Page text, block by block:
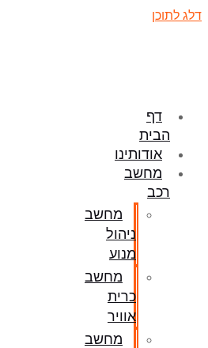
דלג לתוכן
דף
הבית
אודותינו
מחשב
רכב
מחשב
ניהול
מנוע
מחשב
כרית
אוויר
מחשב